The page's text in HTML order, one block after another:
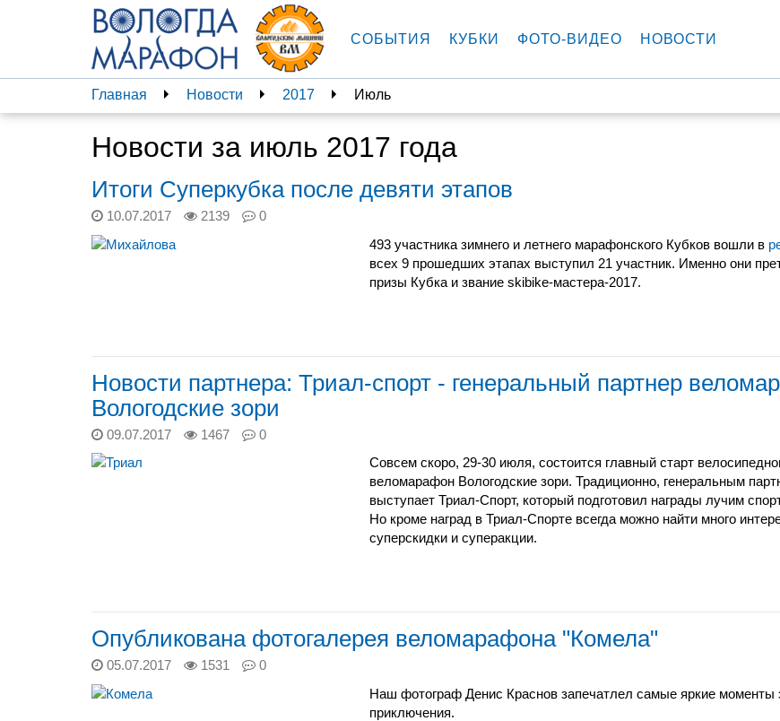
СОБЫТИЯ КУБКИ ФОТО-ВИДЕО НОВОСТИ
Главная Новости 2017 Июль
Новости за июль 2017 года
Итоги Суперкубка после девяти этапов
10.07.2017 2139
0
493 участника зимнего и летнего марафонского Кубков вошли в
всех 9 прошедших этапах выступил 21 участник. Именно они
призы Кубка и звание skibike-мастера-2017.
Новости партнера: Триал-спорт - генеральный партнер
Вологодские зори
09.07.2017 1467
0
Совсем скоро, 29-30 июля, состоится главный старт
веломарафон Вологодские зори. Традиционно, генеральным
выступает Триал-Спорт, который подготовил награды лучим
Но кроме наград в Триал-Спорте всегда можно найти много
суперскидки и суперакции.
Опубликована фотогалерея веломарафона "Комела"
05.07.2017 1531
0
Наш фотограф Денис Краснов запечатлел самые яркие моменты
приключения.